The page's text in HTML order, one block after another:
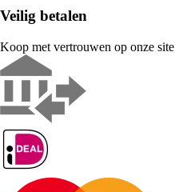
Veilig betalen
Koop met vertrouwen op onze site